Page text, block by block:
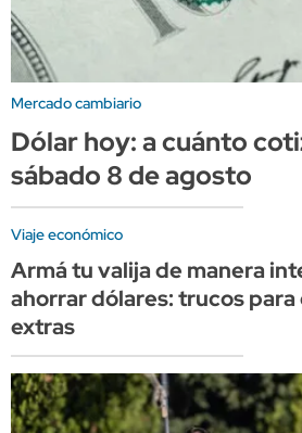
Mercado cambiario
Dólar hoy: a cuánto
sábado 8 de agosto
Viaje económico
Armá tu valija de manera
ahorrar dólares: trucos
extras